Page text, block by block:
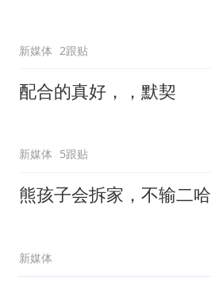
新媒体 2跟贴
配合的真好，，默契
新媒体 5跟贴
熊孩子会拆家，不输二哈
新媒体